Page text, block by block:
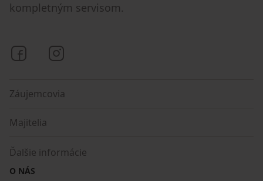
kompletným servisom.
Bezrealitky na Facebooku
Záujemcovia
Majitelia
Ďalšie informácie
O NÁS